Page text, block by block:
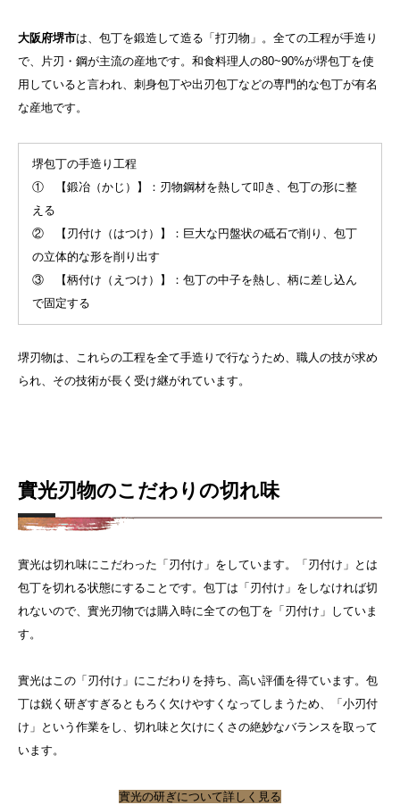
大阪府堺市は、包丁を鍛造して造る「打刃物」。全ての工程が手造り
で、片刃・鋼が主流の産地です。和食料理人の80~90%が堺包丁を使
用していると言われ、刺身包丁や出刃包丁などの専門的な包丁が有名
な産地です。
堺包丁の手造り工程
① 【鍛冶（かじ）】：刃物鋼材を熱して叩き、包丁の形に整
える
② 【刃付け（はつけ）】：巨大な円盤状の砥石で削り、包丁
の立体的な形を削り出す
③ 【柄付け（えつけ）】：包丁の中子を熱し、柄に差し込ん
で固定する
堺刃物は、これらの工程を全て手造りで行なうため、職人の技が求め
られ、その技術が長く受け継がれています。
實光刃物のこだわりの切れ味
實光は切れ味にこだわった「刃付け」をしています。「刃付け」とは
包丁を切れる状態にすることです。包丁は「刃付け」をしなければ切
れないので、實光刃物では購入時に全ての包丁を「刃付け」していま
す。
實光はこの「刃付け」にこだわりを持ち、高い評価を得ています。包
丁は鋭く研ぎすぎるともろく欠けやすくなってしまうため、「小刃付
け」という作業をし、切れ味と欠けにくさの絶妙なバランスを取って
います。
實光の研ぎについて詳しく見る